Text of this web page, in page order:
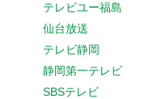
テレビユー福島
仙台放送
テレビ静岡
静岡第一テレビ
SBSテレビ